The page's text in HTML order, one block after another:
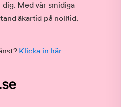
Med vår smidiga
på nolltid.
Klicka in här.